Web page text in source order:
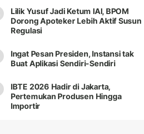
Lilik Yusuf Jadi Ketum IAI, BPOM
Dorong Apoteker Lebih Aktif Susun
Regulasi
Ingat Pesan Presiden, Instansi tak
Buat Aplikasi Sendiri-Sendiri
IBTE 2026 Hadir di Jakarta,
Pertemukan Produsen Hingga
Importir